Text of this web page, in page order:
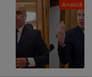
Analiză